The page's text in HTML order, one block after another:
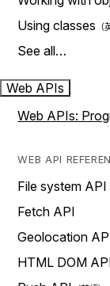
Using classes
See all…
Web APIs
Web APIs:
WEB API
File system API
Fetch API
Geolocation
HTML DOM